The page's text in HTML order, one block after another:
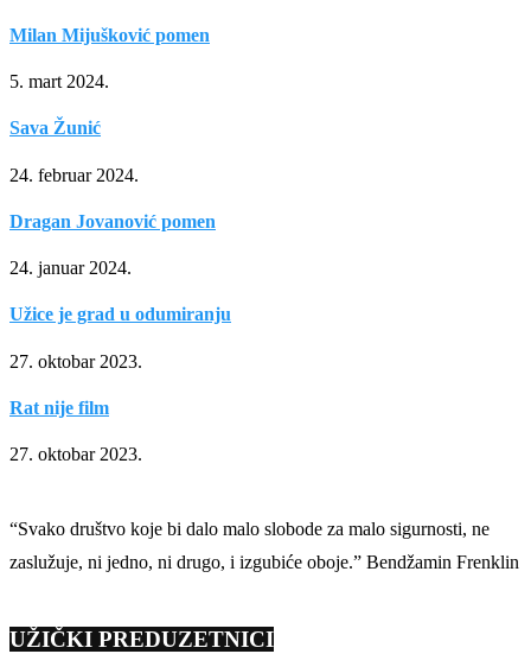
Milan Mijušković pomen
5. mart 2024.
Sava Žunić
24. februar 2024.
Dragan Jovanović pomen
24. januar 2024.
Užice je grad u odumiranju
27. oktobar 2023.
Rat nije film
27. oktobar 2023.
“Svako društvo koje bi dalo malo slobode za malo sigurnosti, ne
zaslužuje, ni jedno, ni drugo, i izgubiće oboje.” Bendžamin Frenklin
UŽIČKI PREDUZETNICI